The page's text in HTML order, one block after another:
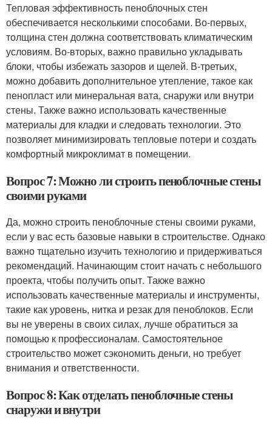
Тепловая эффективность пеноблочных стен
обеспечивается несколькими способами. Во-первых,
толщина стен должна соответствовать климатическим
условиям. Во-вторых, важно правильно укладывать
блоки, чтобы избежать зазоров и щелей. В-третьих,
можно добавить дополнительное утепление, такое как
пенопласт или минеральная вата, снаружи или внутри
стены. Также важно использовать качественные
материалы для кладки и следовать технологии. Это
позволяет минимизировать тепловые потери и создать
комфортный микроклимат в помещении.
Вопрос 7: Можно ли строить пеноблочные стены
своими руками
Да, можно строить пеноблочные стены своими руками,
если у вас есть базовые навыки в строительстве. Однако
важно тщательно изучить технологию и придерживаться
рекомендаций. Начинающим стоит начать с небольшого
проекта, чтобы получить опыт. Также важно
использовать качественные материалы и инструменты,
такие как уровень, нитка и резак для пеноблоков. Если
вы не уверены в своих силах, лучше обратиться за
помощью к профессионалам. Самостоятельное
строительство может сэкономить деньги, но требует
внимания и ответственности.
Вопрос 8: Как отделать пеноблочные стены
снаружи и внутри